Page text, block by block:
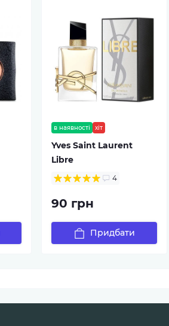
в наявності хіт
Yves Saint Laurent
Libre
4
90 грн
Придбати